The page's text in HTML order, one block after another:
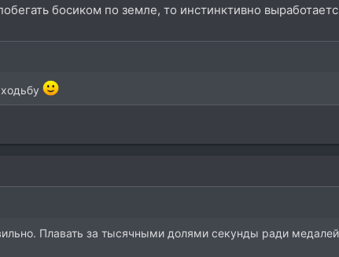
босиком по земле, то инстинктивно
Плавать за тысячными долями секунды ради